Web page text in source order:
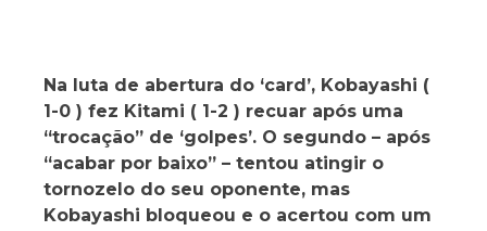
Na luta de abertura do ‘card’, Kobayashi (
1-0 ) fez Kitami ( 1-2 ) recuar após uma
“trocação” de ‘golpes’. O segundo – após
“acabar por baixo” – tentou atingir o
tornozelo do seu oponente, mas
Kobayashi bloqueou e o acertou com um